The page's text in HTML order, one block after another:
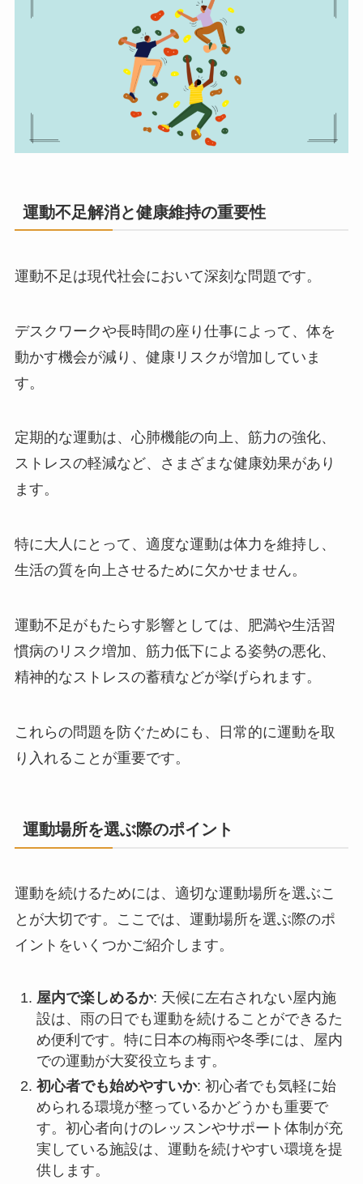
運動不足解消と健康維持の重要性
運動不足は現代社会において深刻な問題です。
デスクワークや長時間の座り仕事によって、体を
動かす機会が減り、健康リスクが増加していま
す。
定期的な運動は、心肺機能の向上、筋力の強化、
ストレスの軽減など、さまざまな健康効果があり
ます。
特に大人にとって、適度な運動は体力を維持し、
生活の質を向上させるために欠かせません。
運動不足がもたらす影響としては、肥満や生活習
慣病のリスク増加、筋力低下による姿勢の悪化、
精神的なストレスの蓄積などが挙げられます。
これらの問題を防ぐためにも、日常的に運動を取
り入れることが重要です。
運動場所を選ぶ際のポイント
運動を続けるためには、適切な運動場所を選ぶこ
とが大切です。ここでは、運動場所を選ぶ際のポ
イントをいくつかご紹介します。
屋内で楽しめるか: 天候に左右されない屋内施
設は、雨の日でも運動を続けることができるた
め便利です。特に日本の梅雨や冬季には、屋内
での運動が大変役立ちます。
初心者でも始めやすいか: 初心者でも気軽に始
められる環境が整っているかどうかも重要で
す。初心者向けのレッスンやサポート体制が充
実している施設は、運動を続けやすい環境を提
供します。